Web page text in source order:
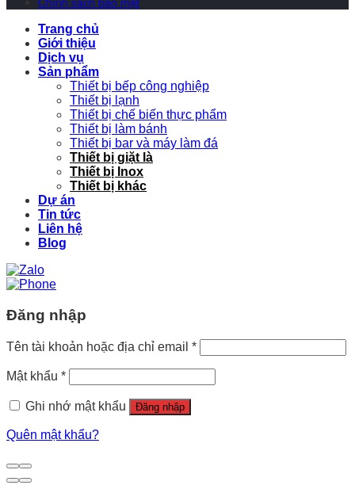
Trang chủ
Giới thiệu
Dịch vụ
Sản phẩm
Thiết bị bếp công nghiệp
Thiết bị lạnh
Thiết bị chế biến thực phẩm
Thiết bị làm bánh
Thiết bị bar và máy làm đá
Thiết bị giặt là
Thiết bị Inox
Thiết bị khác
Dự án
Tin tức
Liên hệ
Blog
Đăng nhập
Tên tài khoản hoặc địa chỉ email *
Mật khẩu *
Ghi nhớ mật khẩu Đăng nhập
Quên mật khẩu?